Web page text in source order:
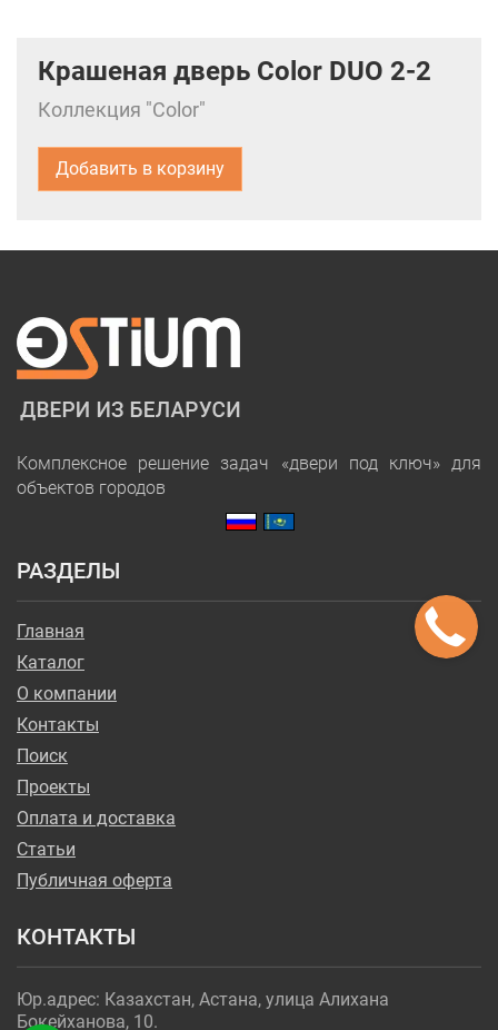
Крашеная дверь Color DUO 2-2
Коллекция "Color"
Добавить в корзину
Комплексное решение задач «двери под ключ» для
объектов городов
РАЗДЕЛЫ
Главная
Каталог
О компании
Контакты
Поиск
Проекты
Оплата и доставка
Статьи
Публичная оферта
КОНТАКТЫ
Юр.адрес: Казахстан, Астана, улица Алихана
Бокейханова, 10.